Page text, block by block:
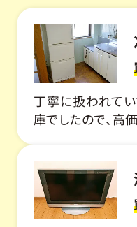
丁寧に扱われて
庫でしたので、高